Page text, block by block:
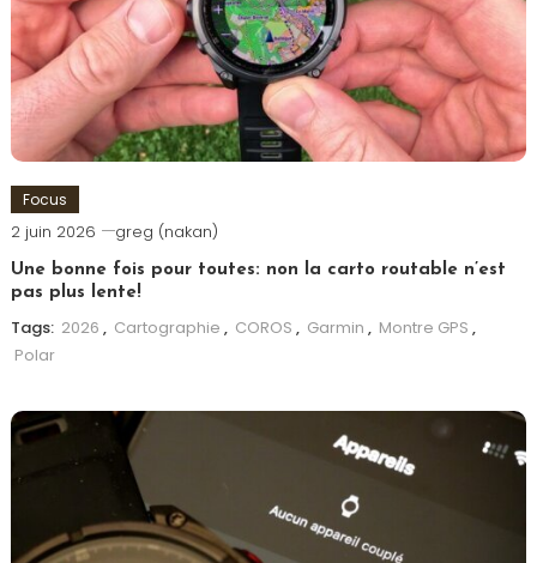
Focus
2 juin 2026 greg (nakan)
Une bonne fois pour toutes: non la carto routable n’est
pas plus lente!
Tags: 2026 , Cartographie , COROS , Garmin , Montre GPS ,
Polar